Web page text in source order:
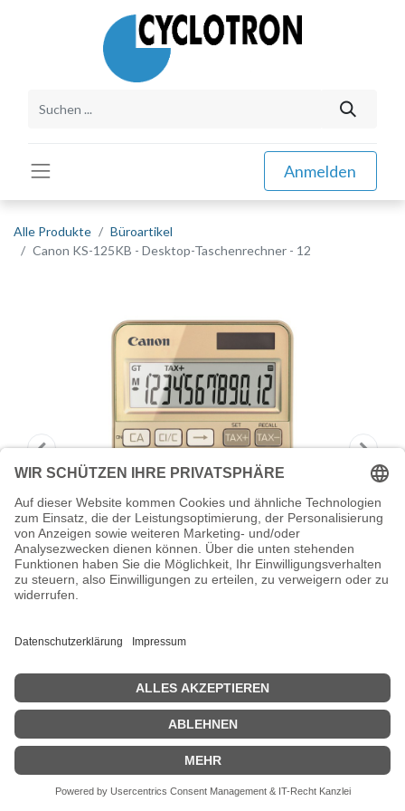
Anmelden
Alle Produkte
Büroartikel
Canon KS-125KB - Desktop-Taschenrechner - 12
Canon KS-125KB - Desktop-
Taschenrechner - 12
Canon KS-125KB - Desktop-Taschenrechner - 12 Stellen -
Solarpanel, Batterie - Gold
Zeige Preise inklusiv MwSt. (Brutto)
15,48€ inkl. MwSt.